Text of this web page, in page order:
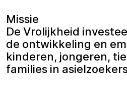
Missie
De Vrolijkheid
de ontwikkeling en
kinderen, jongeren,
families in